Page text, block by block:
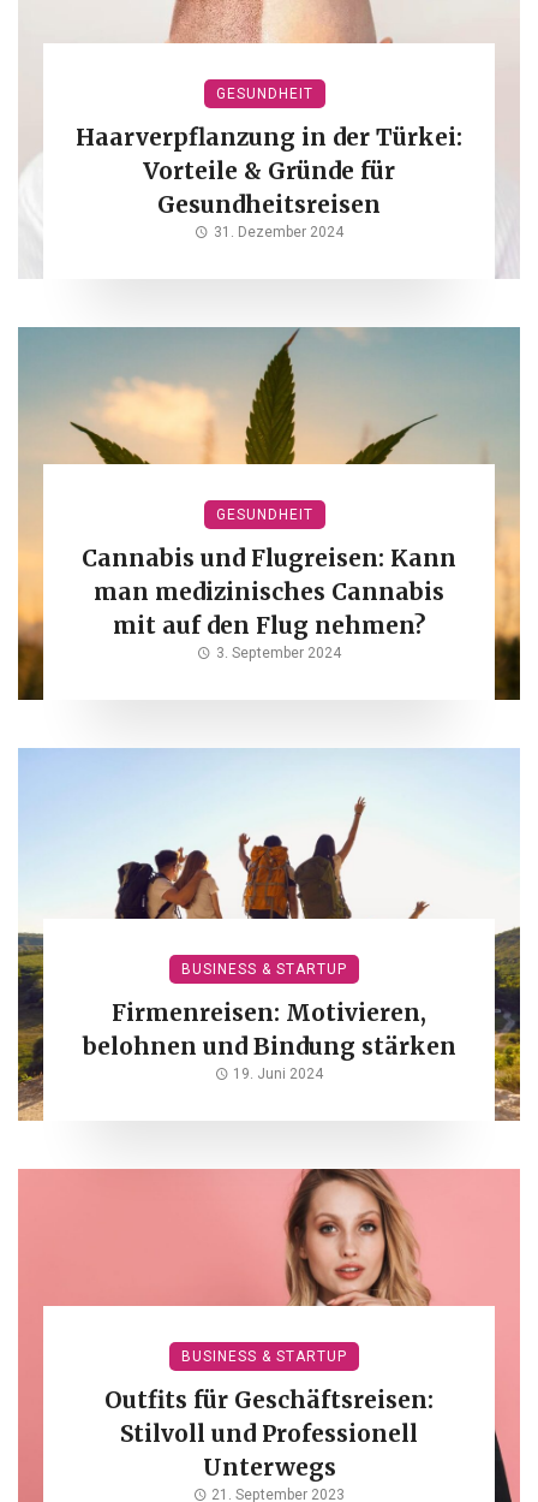
GESUNDHEIT
Haarverpflanzung in der Türkei:
Vorteile & Gründe für
Gesundheitsreisen
31. Dezember 2024
GESUNDHEIT
Cannabis und Flugreisen: Kann
man medizinisches Cannabis
mit auf den Flug nehmen?
3. September 2024
BUSINESS & STARTUP
Firmenreisen: Motivieren,
belohnen und Bindung stärken
19. Juni 2024
BUSINESS & STARTUP
Outfits für Geschäftsreisen:
Stilvoll und Professionell
Unterwegs
21. September 2023